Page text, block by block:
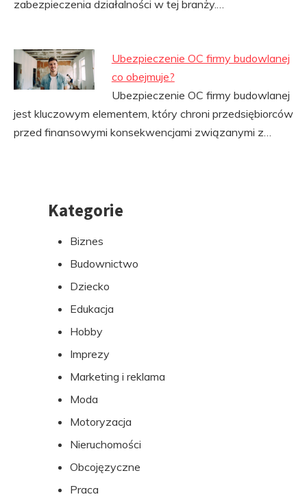
zabezpieczenia działalności w tej branży.…
Ubezpieczenie OC firmy budowlanej
co obejmuje?
Ubezpieczenie OC firmy budowlanej
jest kluczowym elementem, który chroni przedsiębiorców
przed finansowymi konsekwencjami związanymi z…
PrzejdźKategorie
Biznes
Budownictwo
Dziecko
Edukacja
Hobby
Imprezy
Marketing i reklama
Moda
Motoryzacja
Nieruchomości
Obcojęzyczne
Praca